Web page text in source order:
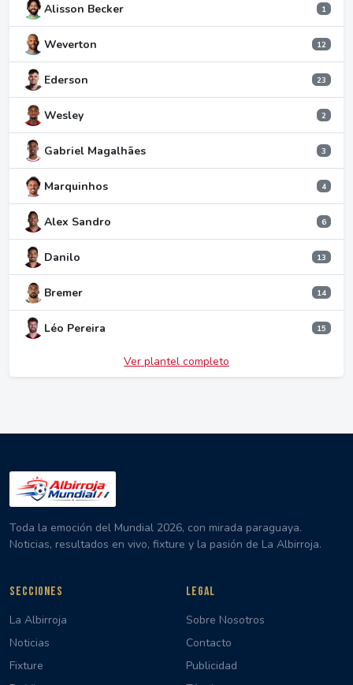
Alisson Becker 1
Weverton 12
Ederson 23
Wesley 2
Gabriel Magalhães 3
Marquinhos 4
Alex Sandro 6
Danilo 13
Bremer 14
Léo Pereira 15
Ver plantel completo
Toda la emoción del Mundial 2026, con mirada paraguaya.
Noticias, resultados en vivo, fixture y la pasión de La Albirroja.
SECCIONES
La Albirroja
Noticias
Fixture
LEGAL
Sobre Nosotros
Contacto
Publicidad